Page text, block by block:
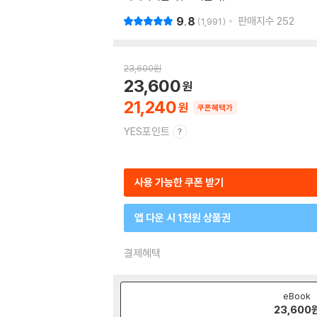
9.8 1,991 판매지수 252
23,600원
21,240
23,600
쿠폰혜택가
YES포인트
사용 가능한 쿠폰 받기
앱 다운 시 1천원 상품권
결제혜택
eBook
23,600